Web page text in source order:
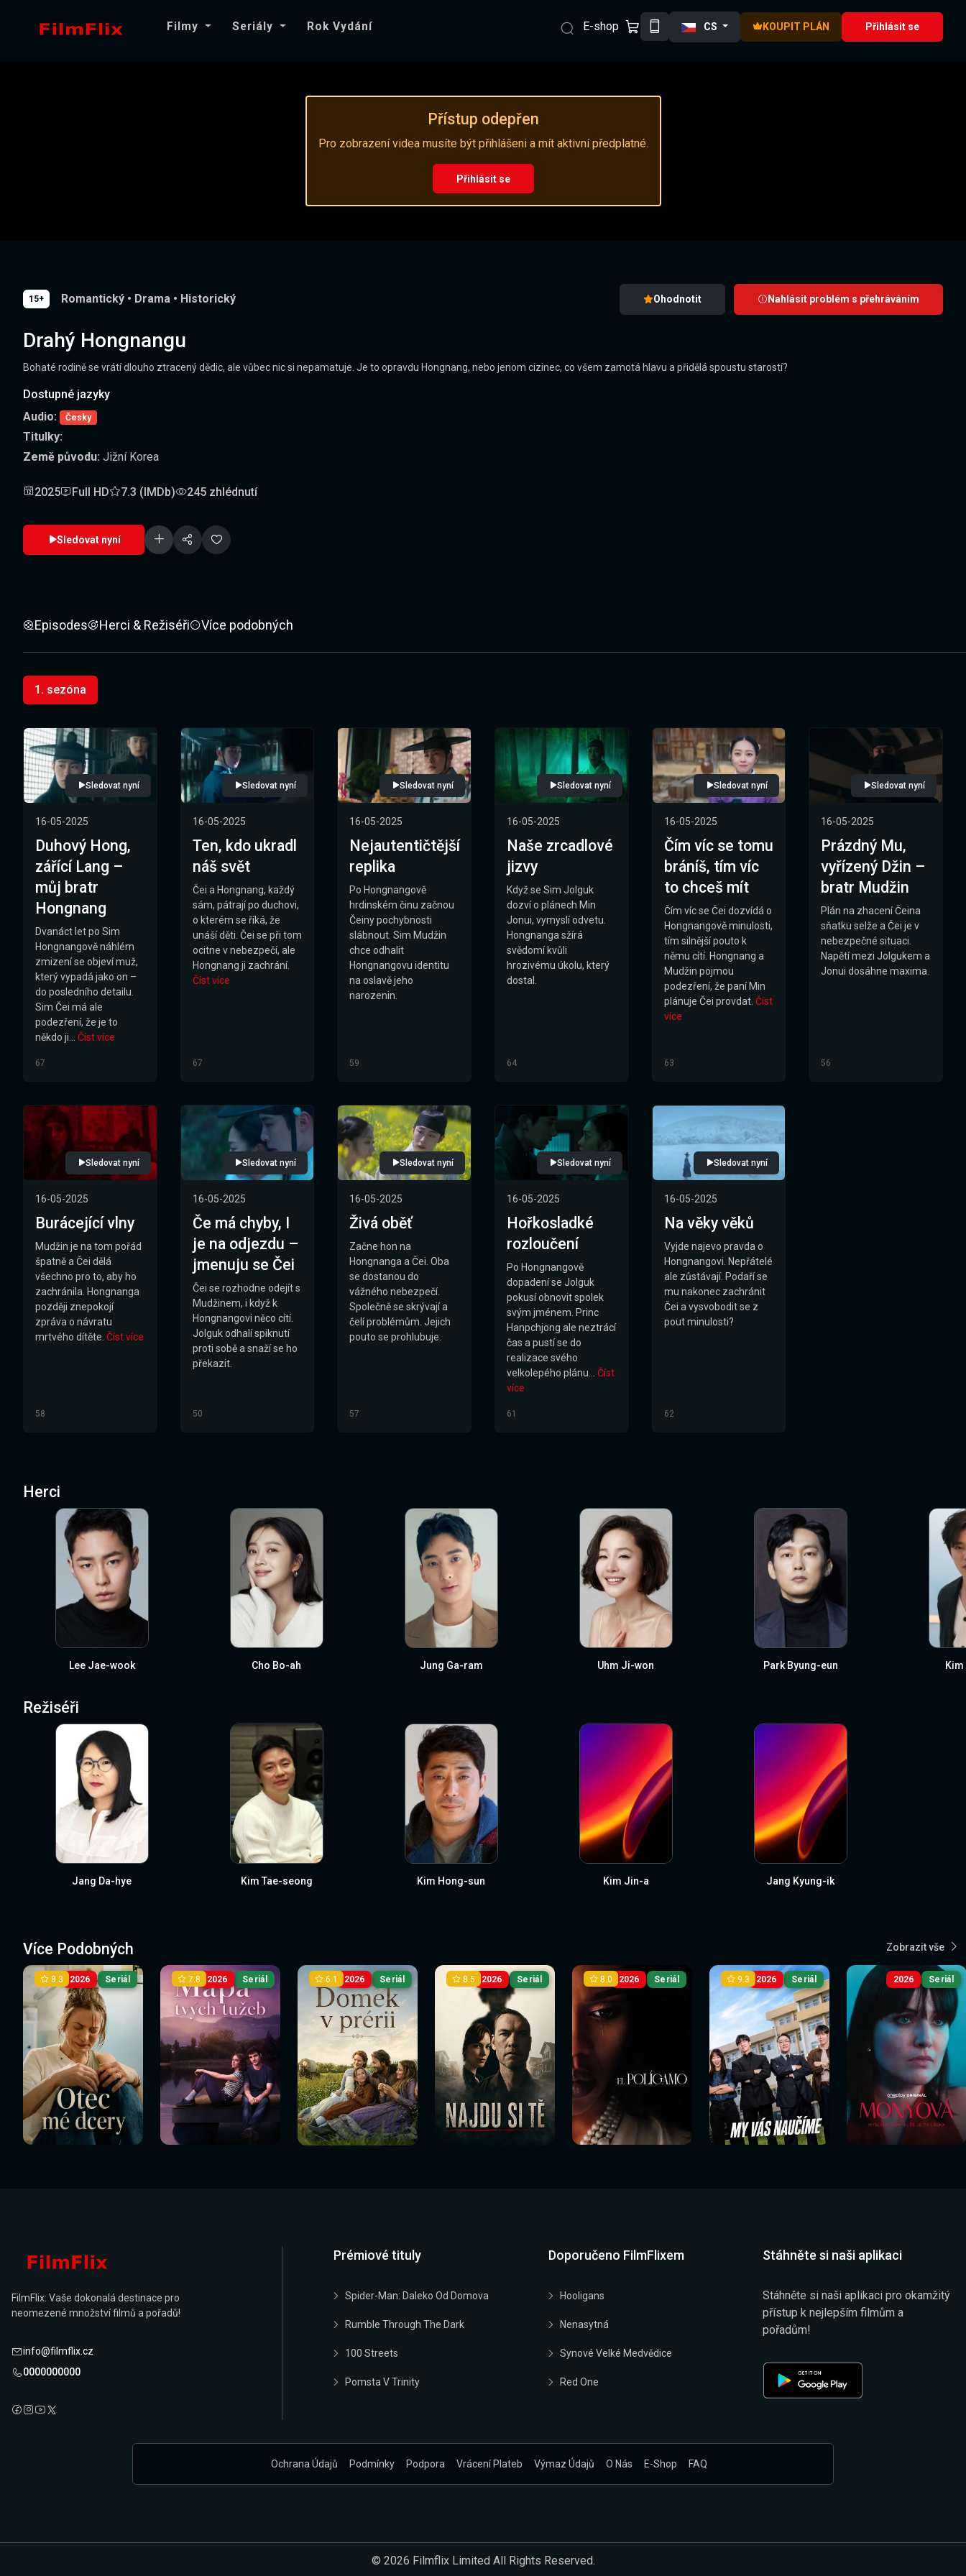
Filmy Seriály Rok Vydání E-shop CS KOUPIT PLÁN Přihlásit se
Přístup odepřen
Pro zobrazení videa musíte být přihlášeni a mít aktivní předplatné.
Přihlásit se
15+ Romantický • Drama • Historický Ohodnotit Nahlásit problém s přehráváním
Drahý Hongnangu
Bohaté rodině se vrátí dlouho ztracený dědic, ale vůbec nic si nepamatuje. Je to opravdu Hongnang, nebo jenom cizinec, co všem zamotá hlavu a přidělá spoustu starostí?
Dostupné jazyky
Audio:
Česky
Titulky:
Země původu: Jižní Korea
2025 Full HD 7.3 (IMDb) 245 zhlédnutí
Sledovat nyní
Episodes Herci & Režiséři Více podobných
1. sezóna
Sledovat nyní
16-05-2025
Duhový Hong,
zářící Lang –
můj bratr
Hongnang
Dvanáct let po Sim
Hongnangově náhlém
zmizení se objeví muž,
který vypadá jako on –
do posledního detailu.
Sim Čei má ale
podezření, že je to
někdo ji...
Číst více
67
Sledovat nyní
16-05-2025
Ten, kdo ukradl
náš svět
Čei a Hongnang, každý
sám, pátrají po duchovi,
o kterém se říká, že
unáší děti. Čei se při tom
ocitne v nebezpečí, ale
Hongnang ji zachrání.
Číst více
67
Sledovat nyní
16-05-2025
Nejautentičtější
replika
Po Hongnangově
hrdinském činu začnou
Čeiny pochybnosti
slábnout. Sim Mudžin
chce odhalit
Hongnangovu identitu
na oslavě jeho
narozenin.
59
Sledovat nyní
16-05-2025
Naše zrcadlové
jizvy
Když se Sim Jolguk
dozví o plánech Min
Jonui, vymyslí odvetu.
Hongnanga sžírá
svědomí kvůli
hrozivému úkolu, který
dostal.
64
Sledovat nyní
16-05-2025
Čím víc se tomu
bráníš, tím víc
to chceš mít
Čím víc se Čei dozvídá o
Hongnangově minulosti,
tím silnější pouto k
němu cítí. Hongnang a
Mudžin pojmou
podezření, že paní Min
plánuje Čei provdat. Číst
více
63
Sledovat nyní
16-05-2025
Prázdný Mu,
vyřízený Džin –
bratr Mudžin
Plán na zhacení Čeina
sňatku selže a Čei je v
nebezpečné situaci.
Napětí mezi Jolgukem a
Jonui dosáhne maxima.
56
Sledovat nyní
16-05-2025
Burácející vlny
Mudžin je na tom pořád
špatně a Čei dělá
všechno pro to, aby ho
zachránila. Hongnanga
později znepokojí
zpráva o návratu
mrtvého dítěte. Číst více
58
Sledovat nyní
16-05-2025
Če má chyby, I
je na odjezdu –
jmenuju se Čei
Čei se rozhodne odejít s
Mudžinem, i když k
Hongnangovi něco cítí.
Jolguk odhalí spiknutí
proti sobě a snaží se ho
překazit.
50
Sledovat nyní
16-05-2025
Živá oběť
Začne hon na
Hongnanga a Čei. Oba
se dostanou do
vážného nebezpečí.
Společně se skrývají a
čelí problémům. Jejich
pouto se prohlubuje.
57
Sledovat nyní
16-05-2025
Hořkosladké
rozloučení
Po Hongnangově
dopadení se Jolguk
pokusí obnovit spolek
svým jménem. Princ
Hanpchjong ale neztrácí
čas a pustí se do
realizace svého
velkolepého plánu...
Číst
více
61
Sledovat nyní
16-05-2025
Na věky věků
Vyjde najevo pravda o
Hongnangovi. Nepřátelé
ale zůstávají. Podaří se
mu nakonec zachránit
Čei a vysvobodit se z
pout minulosti?
62
Herci
Lee Jae-wook Cho Bo-ah Jung Ga-ram Uhm Ji-won Park Byung-eun
Režiséři
Jang Da-hye Kim Tae-seong Kim Hong-sun Kim Jin-a Jang Kyung-ik
Více Podobných Zobrazit vše
2026
8.3 Seriál 2026
7.8 Seriál 2026
6.1 Seriál 2026
8.5 Seriál 2026
8.0 Seriál 2026
9.3 Seriál 2026 Seriál
FilmFlix: Vaše dokonalá destinace pro
neomezené množství filmů a pořadů!
info@filmflix.cz
0000000000
Prémiové tituly
Spider-Man: Daleko Od Domova
Rumble Through The Dark
100 Streets
Pomsta V Trinity
Doporučeno FilmFlixem
Hooligans
Nenasytná
Synové Velké Medvědice
Red One
Stáhněte si naši aplikaci
Stáhněte si naši aplikaci pro okamžitý
přístup k nejlepším filmům a
pořadům!
Ochrana Údajů Podmínky Podpora Vrácení Plateb Výmaz Údajů O Nás E-Shop FAQ
© 2026 Filmflix Limited All Rights Reserved.